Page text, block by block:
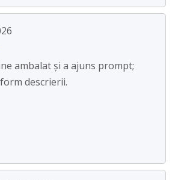
ambalat și a ajuns prompt;
descrierii.